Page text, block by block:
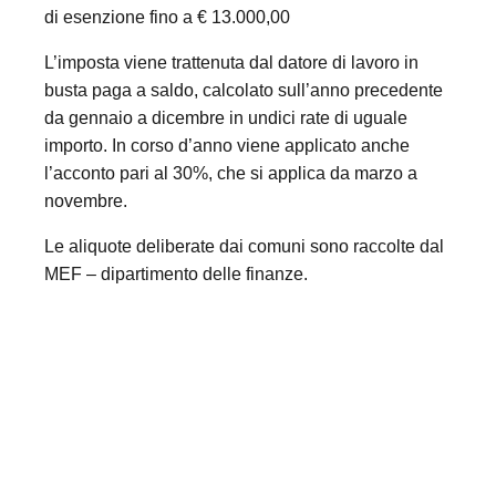
di esenzione fino a € 13.000,00
L’imposta viene trattenuta dal datore di lavoro in
busta paga a saldo, calcolato sull’anno precedente
da gennaio a dicembre in undici rate di uguale
importo. In corso d’anno viene applicato anche
l’acconto pari al 30%, che si applica da marzo a
novembre.
Le aliquote deliberate dai comuni sono raccolte dal
MEF – dipartimento delle finanze.